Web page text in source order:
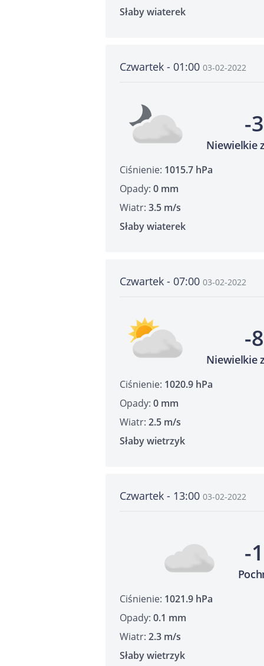
Słaby wiaterek
Czwartek - 01:00 03-02-2022
-
Niewielkie
Ciśnienie: 1015.7 hPa
Opady: 0 mm
Wiatr: 3.5 m/s
Słaby wiaterek
Czwartek - 07:00 03-02-2022
-
Niewielkie
Ciśnienie: 1020.9 hPa
Opady: 0 mm
Wiatr: 2.5 m/s
Słaby wietrzyk
Czwartek - 13:00 03-02-2022
-
Ciśnienie: 1021.9 hPa
Opady: 0.1 mm
Wiatr: 2.3 m/s
Słaby wietrzyk